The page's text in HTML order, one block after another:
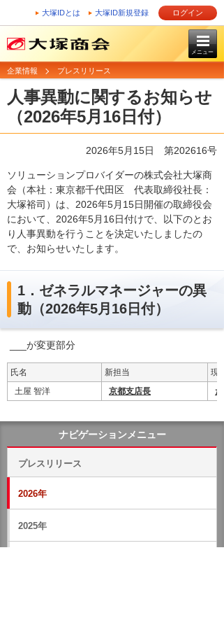
大塚IDとは 大塚ID新規登録 ログイン
メニュー
企業情報 プレスリリース
人事異動に関するお知らせ
（2026年5月16日付）
2026年5月15日 第202616号
ソリューションプロバイダーの株式会社大塚商
会（本社：東京都千代田区 代表取締役社長：
大塚裕司）は、2026年5月15日開催の取締役会
において、2026年5月16日付けで、以下のとお
り人事異動を行うことを決定いたしましたの
で、お知らせいたします。
1．ゼネラルマネージャーの異
動（2026年5月16日付）
___が変更部分
氏名 新担当
現
土屋 智洋
京都支店長
ナビゲーションメニュー
プレスリリース
2026年
2025年